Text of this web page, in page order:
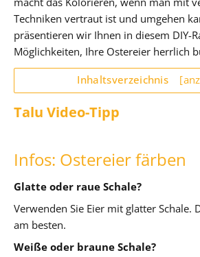
Techniken vertraut ist und umgehen
präsentieren wir Ihnen in diesem DIY-
Möglichkeiten, Ihre Ostereier herrlich
Inhaltsverzeichnis
Talu Video-Tipp
Infos: Ostereier färben
Glatte oder raue Schale?
Verwenden Sie Eier mit glatter Schale.
am besten.
Weiße oder braune Schale?